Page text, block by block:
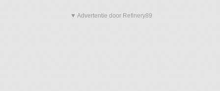
▼ Advertentie door Refinery89